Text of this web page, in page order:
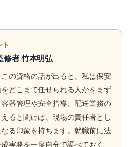
ト
修者 竹本明弘
の資格の話が出ると、私は保安
どこまで任せられる人かをまず
器管理や安全指導、配送業務の
ると聞けば、現場の責任者とし
る印象を持ちます。就職前に法
実務を一度自分で調べておく